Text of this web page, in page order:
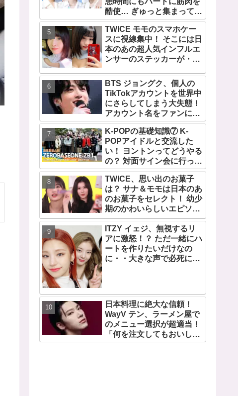
酷使… ぎゅっと集まってお
互いの体に負荷をかけあう
３人のトレーニング風景が
かわいすぎるとファンくぎ
づけ
TWICE モモのスマホケー
スに視線集中！ そこには日
本のあの超人気インフルエ
ンサーのステッカーが・・
るその人物は大よろこび！
まさに「成功したファン」
だと話題沸騰
BTS ジョングク、個人の
TikTokアカウントを世界中
にさらしてしまう大失態！
アカウント名をファンにい
じられてタジタジに
K-POPの基礎知識⑦ K-
POPアイドルと交流した
い！ ヨントンってどうやる
の？ 対面サイン会に行って
みたい！ ショケ、お見送り
会、握手会・・・リリース
イベントあれこれを紹介
TWICE、思い出のお菓子
は？ サナ＆モモは日本のあ
のお菓子をセレクト！ 幼少
期のかわいらしいエピソー
ドも公開
ITZY イェジ、無視するリ
アに激怒！？ ただ一緒にハ
ートを作りたいだけなの
に・・大きな声で必死にア
日本料理に絶大な信頼！
WayV テン、ラーメン屋で
のメニュー選択が超適当！
「何を注文してもおいしい
から・・」日本の食べ物に